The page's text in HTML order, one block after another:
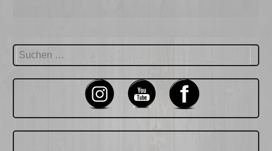
Suchen
nach: